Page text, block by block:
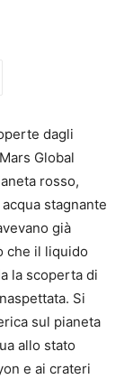
dagli
Global
rosso,
stagnante
già
che il liquido
la scoperta di
Si
sul pianeta
allo stato
e ai crateri